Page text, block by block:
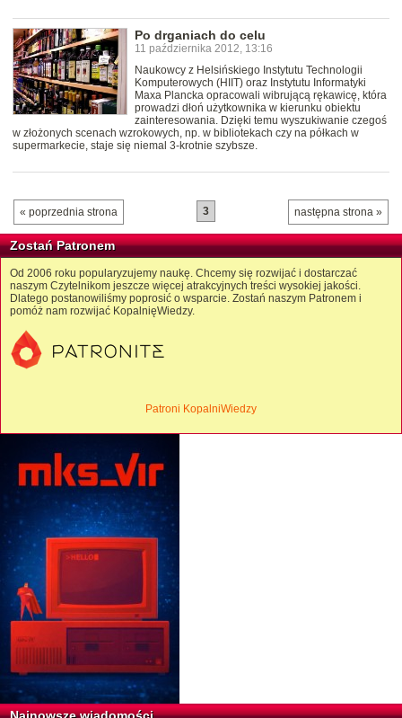
Po drganiach do celu
11 października 2012, 13:16
Naukowcy z Helsińskiego Instytutu Technologii
Komputerowych (HIIT) oraz Instytutu Informatyki
Maxa Plancka opracowali wibrującą rękawicę, która
prowadzi dłoń użytkownika w kierunku obiektu
zainteresowania. Dzięki temu wyszukiwanie czegoś
w złożonych scenach wzrokowych, np. w bibliotekach czy na półkach w
supermarkecie, staje się niemal 3-krotnie szybsze.
« poprzednia strona następna strona »
3
Zostań Patronem
Od 2006 roku popularyzujemy naukę. Chcemy się rozwijać i dostarczać
naszym Czytelnikom jeszcze więcej atrakcyjnych treści wysokiej jakości.
Dlatego postanowiliśmy poprosić o wsparcie. Zostań naszym Patronem i
pomóż nam rozwijać KopalnięWiedzy.
Patroni KopalniWiedzy